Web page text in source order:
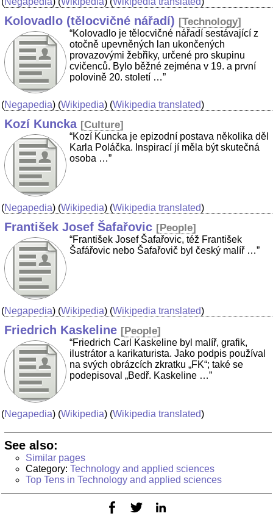
Kolovadlo (tělocvičné nářadí) [Technology]
“Kolovadlo je tělocvičné nářadí sestávající z
otočně upevněných lan ukončených
provazovými žebřiky, určené pro skupinu
cvičenců. Bylo běžné zejména v 19. a první
polovině 20. století …”
(Negapedia) (Wikipedia) (Wikipedia translated)
Kozí Kuncka [Culture]
“Kozí Kuncka je epizodní postava několika děl
Karla Poláčka. Inspirací jí měla být skutečná
osoba …”
(Negapedia) (Wikipedia) (Wikipedia translated)
František Josef Šafařovic [People]
“František Josef Šafařovic, též František
Šafářovic nebo Šafařovič byl český malíř …”
(Negapedia) (Wikipedia) (Wikipedia translated)
Friedrich Kaskeline [People]
“Friedrich Carl Kaskeline byl malíř, grafik,
ilustrátor a karikaturista. Jako podpis používal
na svých obrázcích zkratku „FK“; také se
podepisoval „Bedř. Kaskeline …”
(Negapedia) (Wikipedia) (Wikipedia translated)
See also:
Similar pages
Category: Technology and applied sciences
Top Tens in Technology and applied sciences